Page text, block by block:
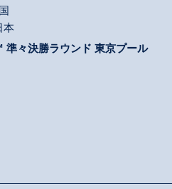
本
々決勝ラウンド 東京プール